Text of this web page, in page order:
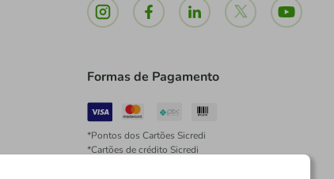
Formas de Pagamento
*Pontos dos Cartões Sicredi
*Cartões de crédito Sicredi